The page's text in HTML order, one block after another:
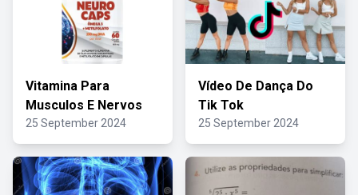
Vitamina Para
Musculos E Nervos
25 September 2024
Vídeo De Dança Do
Tik Tok
25 September 2024